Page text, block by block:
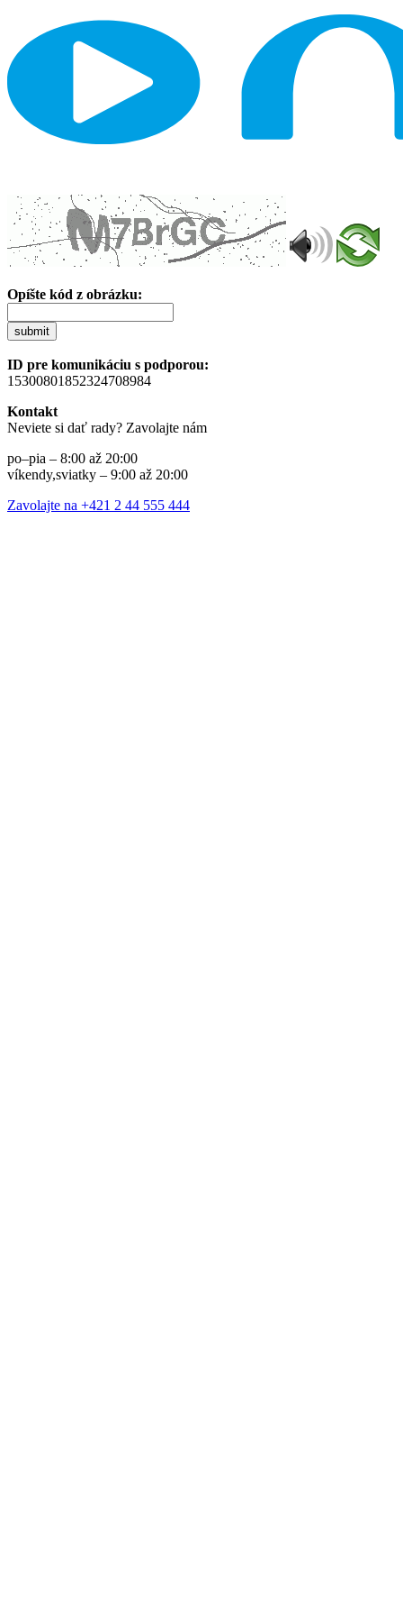
Opíšte kód z obrázku:
submit
ID pre komunikáciu s podporou:
15300801852324708984
Kontakt
Neviete si dať rady? Zavolajte nám
po–pia – 8:00 až 20:00
víkendy,sviatky – 9:00 až 20:00
Zavolajte na +421 2 44 555 444